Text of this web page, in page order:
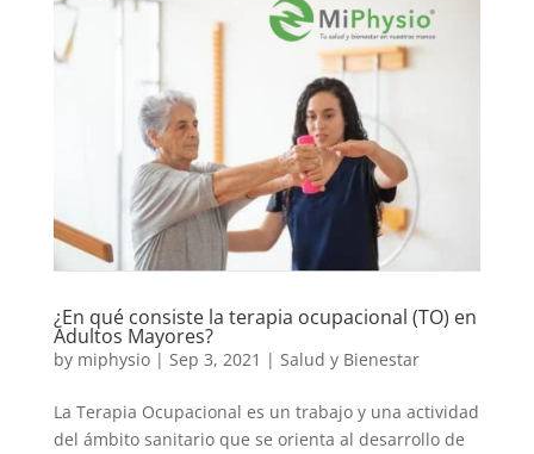
¿En qué consiste la terapia ocupacional (TO) en
Adultos Mayores?
by miphysio| Sep 3, 2021 | Salud y Bienestar
La Terapia Ocupacional es un trabajo y una actividad
del ámbito sanitario que se orienta al desarrollo de